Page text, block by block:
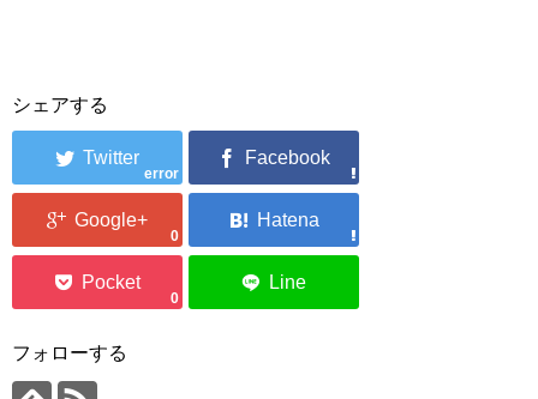
シェアする
error
0
0
フォローする